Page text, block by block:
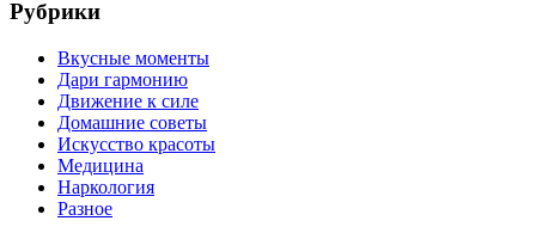
Рубрики
Вкусные моменты
Дари гармонию
Движение к силе
Домашние советы
Искусство красоты
Медицина
Наркология
Разное